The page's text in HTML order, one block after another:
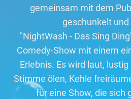
gemeinsam mit dem
geschunkelt
"NightWash - Das Sing
Comedy-Show mit einem
Erlebnis. Es wird laut,
Stimme ölen, Kehle
für eine Show, die sich